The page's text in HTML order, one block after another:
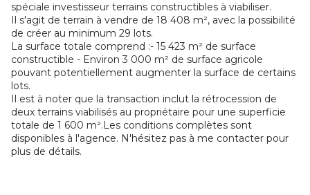
spéciale investisseur terrains constructibles à viabiliser.
Il s'agit de terrain à vendre de 18 408 m², avec la possibilité
de créer au minimum 29 lots.
La surface totale comprend :- 15 423 m² de surface
constructible - Environ 3 000 m² de surface agricole
pouvant potentiellement augmenter la surface de certains
lots.
Il est à noter que la transaction inclut la rétrocession de
deux terrains viabilisés au propriétaire pour une superficie
totale de 1 600 m².Les conditions complètes sont
disponibles à l'agence. N'hésitez pas à me contacter pour
plus de détails.